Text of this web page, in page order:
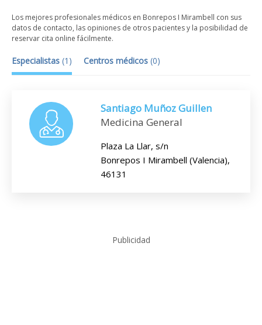
Los mejores profesionales médicos en Bonrepos I Mirambell con sus
datos de contacto, las opiniones de otros pacientes y la posibilidad de
reservar cita online fácilmente.
Especialistas (1 ) Centros médicos (0)
Santiago Muñoz Guillen
Medicina General
Plaza La Llar, s/n
Bonrepos I Mirambell (Valencia),
46131
Publicidad